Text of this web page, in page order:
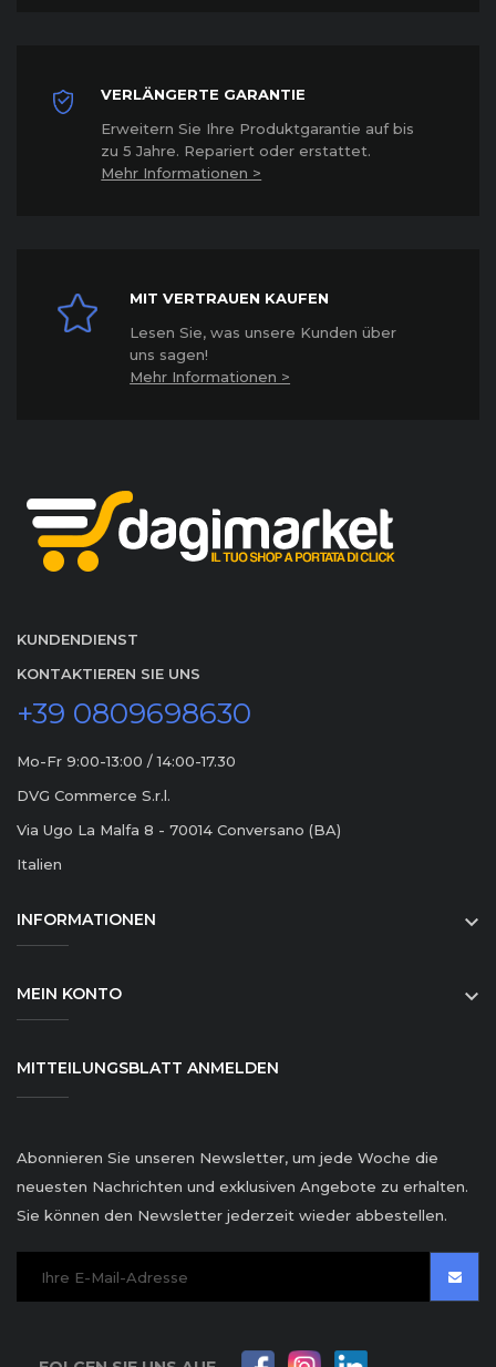
VERLÄNGERTE GARANTIE
Erweitern Sie Ihre Produktgarantie auf bis
zu 5 Jahre. Repariert oder erstattet.
Mehr Informationen >
MIT VERTRAUEN KAUFEN
Lesen Sie, was unsere Kunden über
uns sagen!
Mehr Informationen >
KUNDENDIENST
KONTAKTIEREN SIE UNS
+39 0809698630
Mo-Fr 9:00-13:00 / 14:00-17.30
DVG Commerce S.r.l.
Via Ugo La Malfa 8 - 70014 Conversano (BA)
Italien
INFORMATIONEN 
MEIN KONTO 
MITTEILUNGSBLATT ANMELDEN
Abonnieren Sie unseren Newsletter, um jede Woche die
neuesten Nachrichten und exklusiven Angebote zu erhalten.
Sie können den Newsletter jederzeit wieder abbestellen.